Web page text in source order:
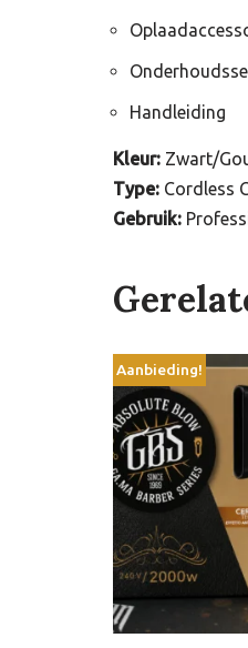
Handleiding
Kleur: Zwart/
Type: Cordless
Gebruik:
Aanbieding!